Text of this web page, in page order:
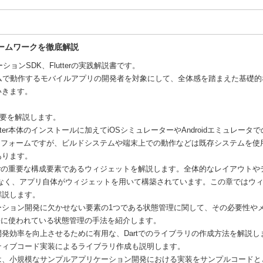
ムワークを徹底解説
ョンSDK、Flutterの実践解説書です。
動作するモバイルアプリの開発者を対象にして、全体感を踏まえた基礎
ます。
を解説します。
本体のインストールに加えてiOSシミュレーターやAndroidエミュレータで
ォームですが、ビルドシステムや端末上での動作などは既存システムを使
ます。
重要な構成要素であるウィジェットを解説します。全体的なレイアウトや
、アプリ自体がウィジェットを用いて構築されています。この章ではウ
します。
ョン開発に欠かせない要素の1つである状態管理に関して、その必要性や
使われている状態管理の手法を紹介します。
効率を向上させるために有用な、Dartでのライブラリの作成方法を解説し
ブコード実装によるライブラリ作成も説明します。
小規模なサンプルアプリケーション開発における実装をサンプルコード